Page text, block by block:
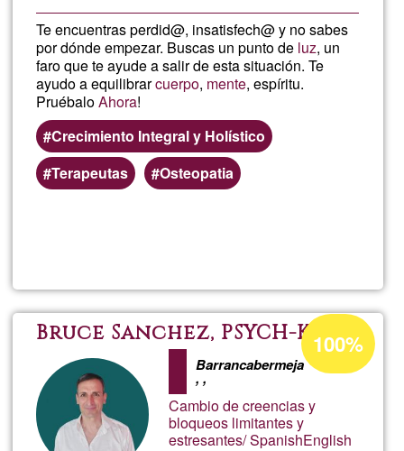
Te encuentras perdid@, insatisfech@ y no sabes
por dónde empezar. Buscas un punto de luz, un
faro que te ayude a salir de esta situación. Te
ayudo a equilibrarcuerpo, mente, espíritu.
PruébaloAhora!
Crecimiento Integral y Holístico
Terapeutas
Osteopatia
&
Bruce Sanchez, PSYCH-K®
Barrancabermeja
,,
Cambio de creencias y
bloqueos limitantes y
estresantes/ SpanishEnglish
Acceptance
percentage
of
Ğ1
100%